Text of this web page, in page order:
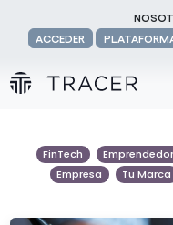
ACCEDER
FinTech
Empresa
Tu Marca